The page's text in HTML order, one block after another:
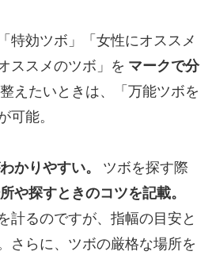
特効ツボ」「女性にオススメ
ススメのツボ」を マークで分
えたいときは、「万能ツボを
可能。
かりやすい。
ツボを探す際
や探すときのコツを記載。
計るのですが、指幅の目安と
さらに、ツボの厳格な場所を